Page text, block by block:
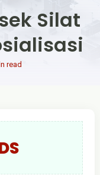
Silat
read